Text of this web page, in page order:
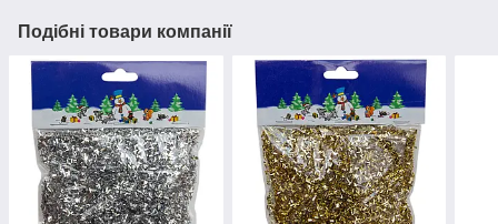
Подібні товари компанії